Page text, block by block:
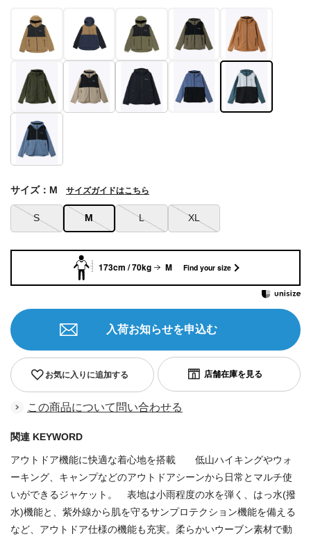
S M L XL
サイズ：M サイズガイドはこちら
お気に入りに追加する
入荷お知らせを申込む
この商品について問い合わせる
関連 KEYWORD
アウトドア機能に快適な着心地を搭載 低山ハイキングやウォ
ーキング、キャンプなどのアウトドアシーンから日常とマルチ使
いができるジャケット。 表地は小雨程度の水を弾く、はっ水(撥
水)機能と、紫外線から肌を守るサンプロテクション機能を備える
など、アウトドア仕様の機能も充実。柔らかいウーブン素材で動
173cm / 70kg M Find your size